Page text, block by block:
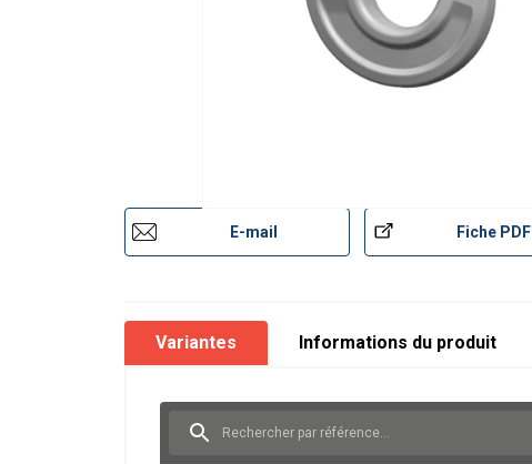
E-mail Fiche PDF
Variantes Informations du produit
Grade: